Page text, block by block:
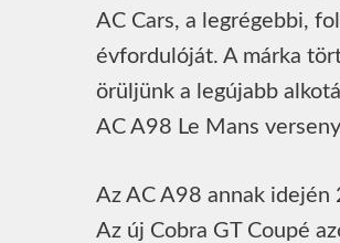
AC Cars, a legrégebbi,
évfordulóját. A márka
örüljünk a legújabb
AC A98 Le Mans
Az AC A98 annak idején
Az új Cobra GT Coupé